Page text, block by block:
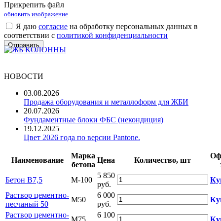
Прикрепить файл
обновить изображение
Я даю согласие на обработку персональных данных в
соответствии с политикой конфиденциальности
НОВОСТИ
03.08.2026
Продажа оборудования и металлоформ для ЖБИ
20.07.2026
Фундаментные блоки ФБС (некондиция)
19.12.2025
Цвет 2026 года по версии Pantone.
Наименование
Марка
бетона
Цена Количество, шт
Бетон B7,5
М-100
5 850
руб.
Раствор цементно-
песчаный 50
М50
6 000
руб.
Раствор цементно-
М75
6 100